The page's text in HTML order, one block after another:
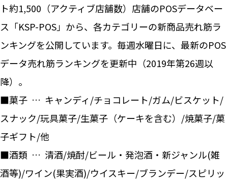
ト約1,500（アクティブ店舗数）店舗のPOSデータベー
ス「KSP-POS」から、各カテゴリーの新商品売れ筋ラ
ンキングを公開しています。毎週水曜日に、最新のPOS
データ売れ筋ランキングを更新中（2019年第26週以
降）。
■菓子 … キャンディ/チョコレート/ガム/ビスケット/
スナック/玩具菓子/生菓子（ケーキを含む）/焼菓子/菓
子ギフト/他
■酒類 … 清酒/焼酎/ビール・発泡酒・新ジャンル(雑
酒等)/ワイン(果実酒)/ウイスキー/ブランデー/スピリッ